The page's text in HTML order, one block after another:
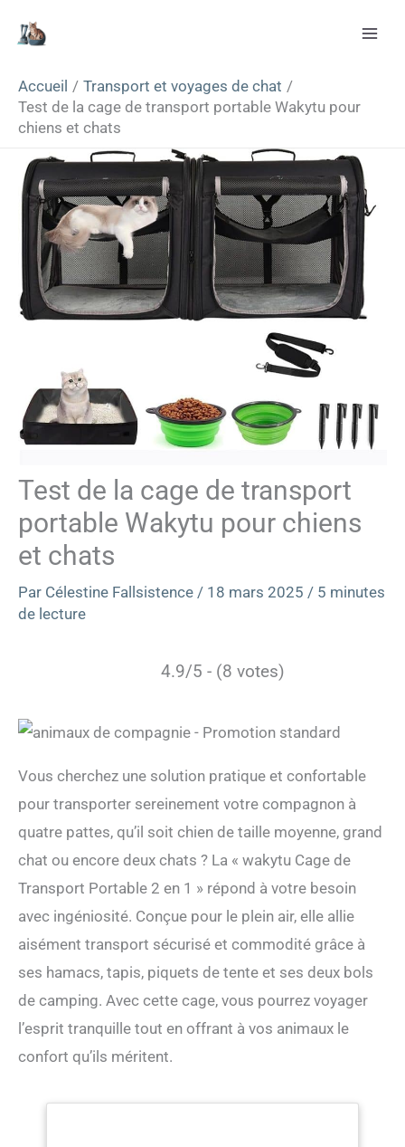
Accueil
Transport et voyages de chat
Test de la cage de transport portable Wakytu pour
chiens et chats
Test de la cage de transport
portable Wakytu pour chiens
et chats
Par Célestine Fallsistence / 18 mars 2025 / 5 minutes
de lecture
4.9/5 - (8 votes)
Vous cherchez une solution pratique et confortable
pour transporter sereinement votre compagnon à
quatre pattes, qu’il soit chien de taille moyenne, grand
chat ou encore deux chats ? La « wakytu Cage de
Transport Portable 2 en 1 » répond à votre besoin
avec ingéniosité. Conçue pour le plein air, elle allie
aisément transport sécurisé et commodité grâce à
ses hamacs, tapis, piquets de tente et ses deux bols
de camping. Avec cette cage, vous pourrez voyager
l’esprit tranquille tout en offrant à vos animaux le
confort qu’ils méritent.